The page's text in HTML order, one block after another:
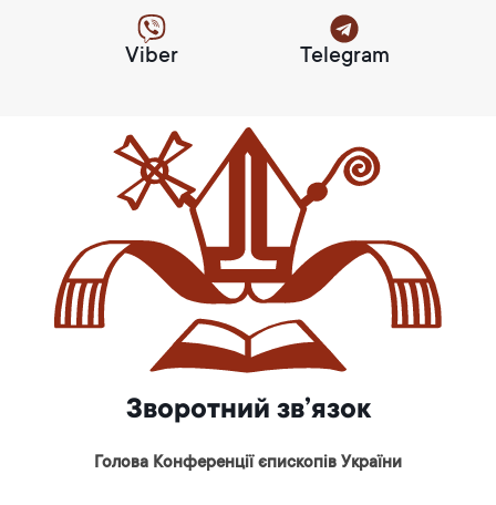
Viber Telegram
Зворотний зв’язок
Голова Конференції єпископів України